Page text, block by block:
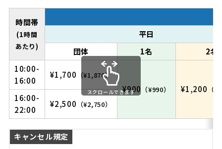
時間帯
(1時間
あたり)
平日
団体
1名
2名
10:00-
16:00
¥1,700 （¥1,870）
¥900 （¥990） ¥1,200 （
16:00-
22:00
¥2,500 （¥2,750）
スクロールできます
キャンセル規定